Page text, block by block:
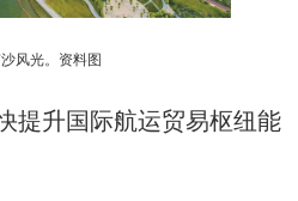
风光。资料图
升国际航运贸易枢纽能